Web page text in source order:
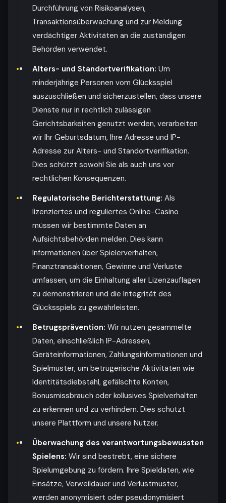
Durchführung von Risikoanalysen,
Transaktionsüberwachung und zur Meldung
verdächtiger Aktivitäten an die zuständigen
Behörden verwendet.
Alters- und Standortverifikation: Um
minderjährige Personen vom Glücksspiel
auszuschließen und sicherzustellen, dass unsere
Dienste nur in rechtlich zulässigen
Gerichtsbarkeiten genutzt werden, verarbeiten
wir Ihr Geburtsdatum, Ihre Adresse und IP-
Adresse zur Alters- und Standortverifikation.
Dies schützt sowohl Sie als auch uns vor
rechtlichen Konsequenzen.
Regulatorische Berichterstattung: Als
lizenziertes und reguliertes Online-Casino
müssen wir bestimmte Daten an
Aufsichtsbehörden melden. Dies kann
Informationen über Spielerverhalten,
Finanztransaktionen, Gewinne und Verluste
umfassen, um die Einhaltung aller Lizenzauflagen
zu demonstrieren und die Integrität des
Glücksspiels zu gewährleisten.
Betrugsprävention: Wir nutzen gesammelte
Daten, einschließlich IP-Adressen,
Geräteinformationen, Zahlungsinformationen und
Spielmuster, um betrügerische Aktivitäten wie
Identitätsdiebstahl, gefälschte Konten,
Bonusmissbrauch oder kollusives Spielverhalten
zu erkennen und zu verhindern. Dies schützt
unsere Plattform und unsere Nutzer.
Überwachung des verantwortungsbewussten
Spielens: Wir sind bestrebt, eine sichere
Spielumgebung zu fördern. Ihre Spieldaten, wie
Einsätze, Verweildauer und Verlustmuster,
werden anonymisiert oder pseudonymisiert